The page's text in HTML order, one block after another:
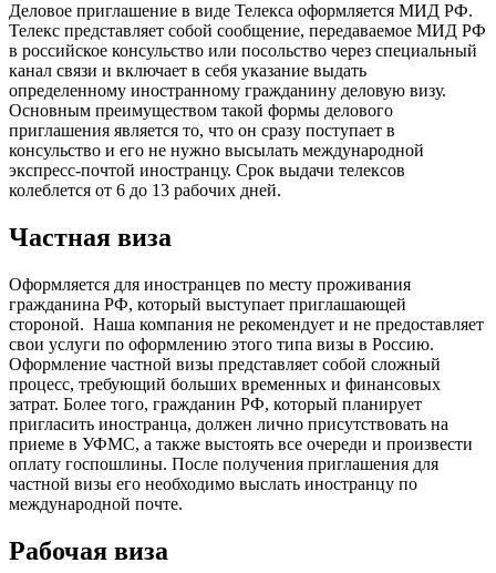
Деловое приглашение в виде Телекса оформляется МИД РФ.
Телекс представляет собой сообщение, передаваемое МИД РФ
в российское консульство или посольство через специальный
канал связи и включает в себя указание выдать
определенному иностранному гражданину деловую визу.
Основным преимуществом такой формы делового
приглашения является то, что он сразу поступает в
консульство и его не нужно высылать международной
экспресс-почтой иностранцу. Срок выдачи телексов
колеблется от 6 до 13 рабочих дней.
Частная виза
Оформляется для иностранцев по месту проживания
гражданина РФ, который выступает приглашающей
стороной. Наша компания не рекомендует и не предоставляет
свои услуги по оформлению этого типа визы в Россию.
Оформление частной визы представляет собой сложный
процесс, требующий больших временных и финансовых
затрат. Более того, гражданин РФ, который планирует
пригласить иностранца, должен лично присутствовать на
приеме в УФМС, а также выстоять все очереди и произвести
оплату госпошлины. После получения приглашения для
частной визы его необходимо выслать иностранцу по
международной почте.
Рабочая виза